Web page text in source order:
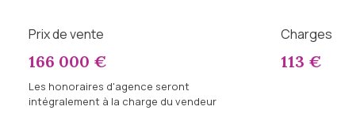
Prix de vente
166 000 €
Les honoraires d'agence seront
intégralement à la charge du vendeur
Charges
113 €